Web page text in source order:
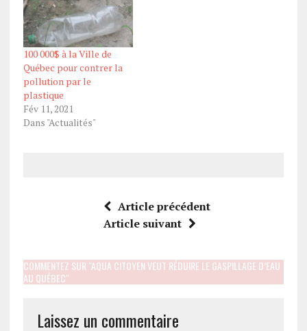
100 000$ à la Ville de
Québec pour contrer la
pollution par le
plastique
Fév 11, 2021
Dans "Actualités"
Article précédent
Article suivant
COMMENTEZ SUR "AQUA CITOYEN VEUT RÉDUIRE LE GASPILLAGE D’EAU
AU QUÉBEC"
Laissez un commentaire